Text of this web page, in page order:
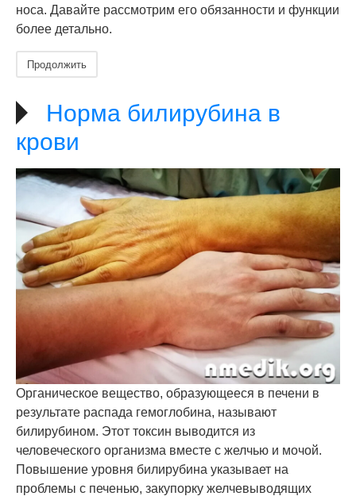
носа. Давайте рассмотрим его обязанности и функции
более детально.
Продолжить
Норма билирубина в
крови
Органическое вещество, образующееся в печени в
результате распада гемоглобина, называют
билирубином. Этот токсин выводится из
человеческого организма вместе с желчью и мочой.
Повышение уровня билирубина указывает на
проблемы с печенью, закупорку желчевыводящих